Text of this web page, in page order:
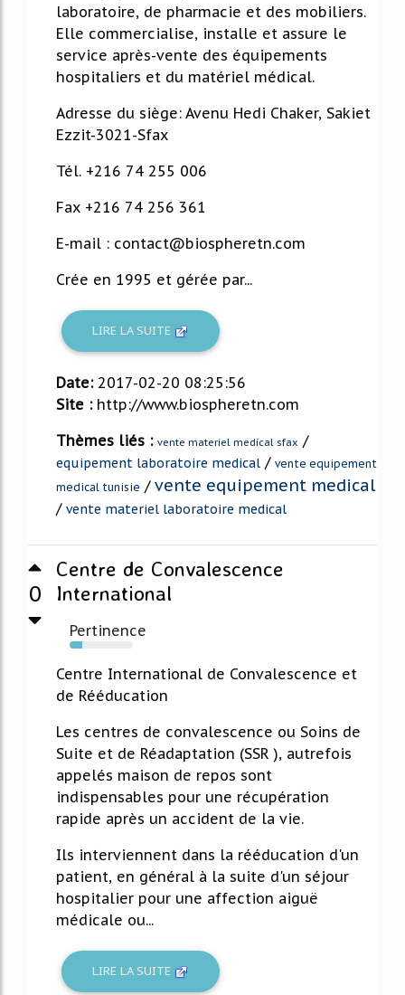
laboratoire, de pharmacie et des mobiliers.
Elle commercialise, installe et assure le
service après-vente des équipements
hospitaliers et du matériel médical.
Adresse du siège: Avenu Hedi Chaker, Sakiet
Ezzit-3021-Sfax
Tél. +216 74 255 006
Fax +216 74 256 361
E-mail : contact@biospheretn.com
Crée en 1995 et gérée par...
LIRE LA SUITE
Date: 2017-02-20 08:25:56
Site : http://www.biospheretn.com
Thèmes liés : vente materiel medical sfax /
equipement laboratoire medical / vente equipement
medical tunisie / vente equipement medical
/ vente materiel laboratoire medical
0
Centre de Convalescence
International
Pertinence
20%
Centre International de Convalescence et
de Rééducation
Les centres de convalescence ou Soins de
Suite et de Réadaptation (SSR ), autrefois
appelés maison de repos sont
indispensables pour une récupération
rapide après un accident de la vie.
Ils interviennent dans la rééducation d'un
patient, en général à la suite d'un séjour
hospitalier pour une affection aiguë
médicale ou...
LIRE LA SUITE